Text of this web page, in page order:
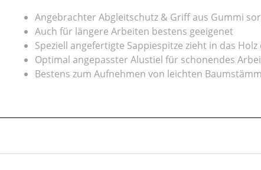
Angebrachter Abgleitschutz & Griff aus Gummi
Auch für längere Arbeiten bestens geeigenet
Speziell angefertigte Sappiespitze zieht in das
Optimal angepasster Alustiel für schonendes
Bestens zum Aufnehmen von leichten